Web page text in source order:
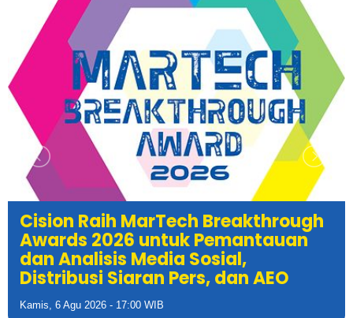
Cision Raih MarTech Breakthrough
Awards 2026 untuk Pemantauan
dan Analisis Media Sosial,
Distribusi Siaran Pers, dan AEO
Kamis, 6 Agu 2026 - 17:00 WIB